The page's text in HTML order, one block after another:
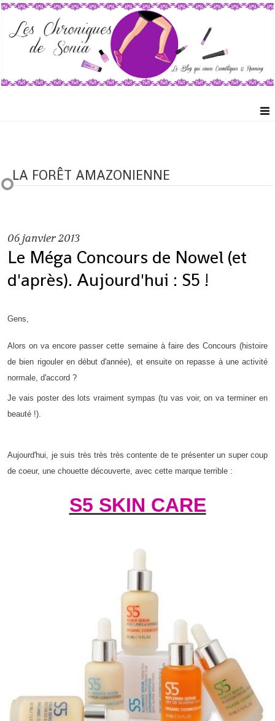
LA FORÊT AMAZONIENNE
06 janvier 2013
Le Méga Concours de Nowel (et
d'après). Aujourd'hui : S5 !
Gens,
Alors on va encore passer cette semaine à faire des Concours (histoire
de bien rigouler en début d'année), et ensuite on repasse à une activité
normale, d'accord ?
Je vais poster des lots vraiment sympas (tu vas voir, on va terminer en
beauté !).
Aujourd'hui, je suis très très très contente de te présenter un super coup
de coeur, une chouette découverte, avec cette marque terrible :
S5 SKIN CARE